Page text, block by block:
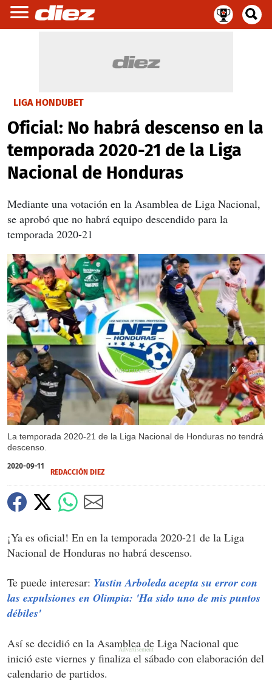
LIGA HONDUBET
Oficial: No habrá descenso en la
temporada 2020-21 de la Liga
Nacional de Honduras
Mediante una votación en la Asamblea de Liga Nacional,
se aprobó que no habrá equipo descendido para la
temporada 2020-21
La temporada 2020-21 de la Liga Nacional de Honduras no tendrá
descenso.
X
X
2020-09-11
REDACCIÓN DIEZ
¡Ya es oficial! En en la temporada 2020-21 de la Liga
Nacional de Honduras no habrá descenso.
Te puede interesar: Yustin Arboleda acepta su error con
las expulsiones en Olimpia: 'Ha sido uno de mis puntos
débiles'
Así se decidió en la Asamblea de Liga Nacional que
inició este viernes y finaliza el sábado con elaboración del
calendario de partidos.